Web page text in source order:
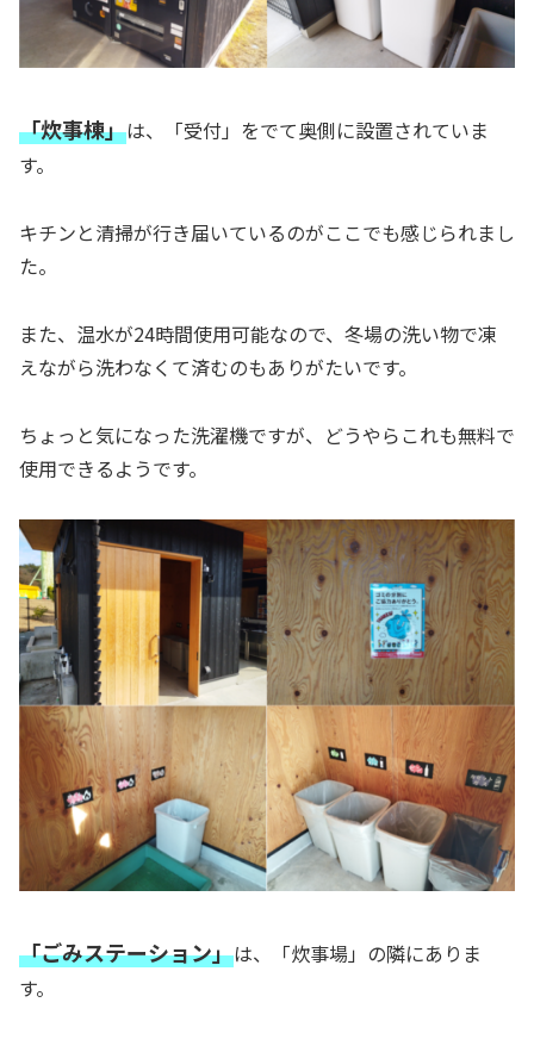
「炊事棟」は、「受付」をでて奥側に設置されていま
す。
キチンと清掃が行き届いているのがここでも感じられまし
た。
また、温水が24時間使用可能なので、冬場の洗い物で凍
えながら洗わなくて済むのもありがたいです。
ちょっと気になった洗濯機ですが、どうやらこれも無料で
使用できるようです。
「ごみステーション」は、「炊事場」の隣にありま
す。